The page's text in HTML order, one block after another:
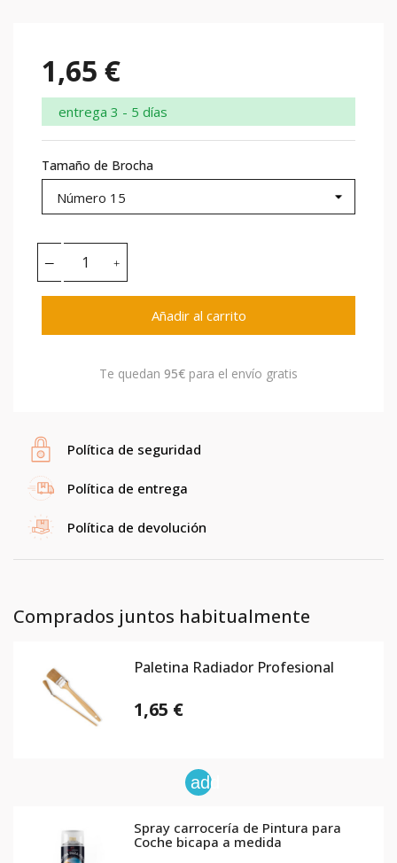
1,65 €
entrega 3 - 5 días
Tamaño de Brocha
Añadir al carrito
Te quedan 95€ para el envío gratis
Política de seguridad
Política de entrega
Política de devolución
Comprados juntos habitualmente
Paletina Radiador Profesional
1,65 €
add
Spray carrocería de Pintura para
Coche bicapa a medida